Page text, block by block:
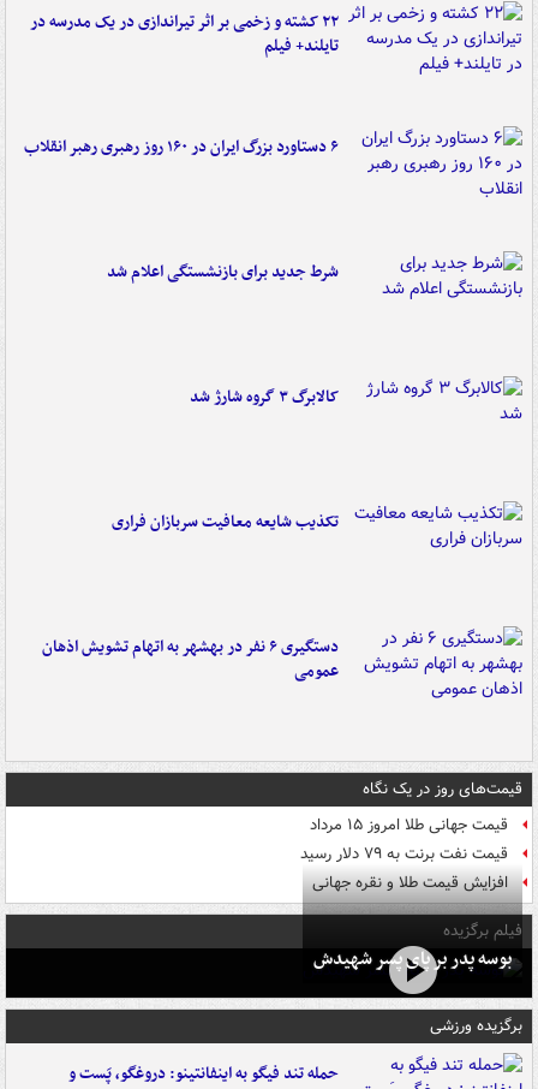
۲۲ کشته و زخمی بر اثر تیراندازی در یک مدرسه در
تایلند+ فیلم
۶ دستاورد بزرگ ایران در ۱۶۰ روز رهبری رهبر انقلاب
شرط جدید برای بازنشستگی اعلام شد
کالابرگ ۳ گروه شارژ شد
تکذیب شایعه معافیت سربازان فراری
دستگیری ۶ نفر در بهشهر به اتهام تشویش اذهان
عمومی
قیمت‌های روز در یک نگاه
قیمت جهانی طلا امروز ۱۵ مرداد
قیمت نفت برنت به ۷۹ دلار رسید
افزایش قیمت طلا و نقره جهانی
فیلم برگزیده
بوسه‌ پدر بر پای پسر شهیدش
برگزیده ورزشی
حمله تند فیگو به اینفانتینو: دروغگو، پَست‌ و